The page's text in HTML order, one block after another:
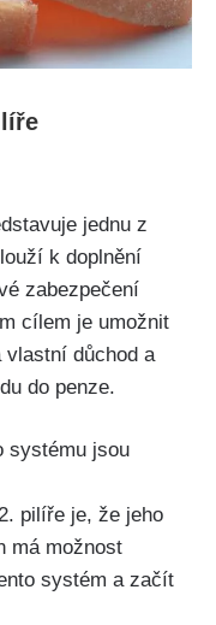
jednu z
k doplnění
zabezpečení
cílem je umožnit
vlastní důchod a
do penze.
systému jsou
pilíře je, že jeho
má možnost
systém a začít